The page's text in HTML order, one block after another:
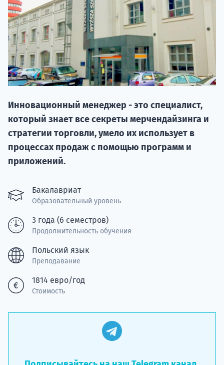
Инновационный менеджер - это специалист,
который знает все секреты мерчендайзинга и
стратегии торговли, умело их использует в
процессах продаж с помощью программ и
приложений.
Бакалавриат
Образовательный уровень
3 года (6 семестров)
Продолжительность обучения
Польский язык
Преподавание
1814 евро/год
Стоимость
20.09
НАБОР